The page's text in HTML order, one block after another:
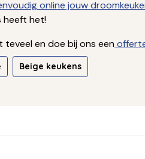
online jouw
heeft het!
teveel en doe bij ons een
Beige keukens